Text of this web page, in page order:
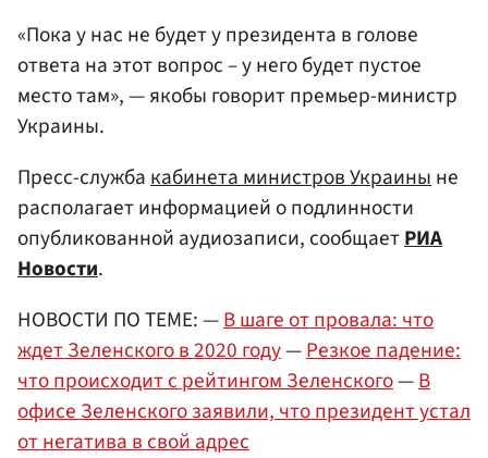
«Пока у нас не будет у президента в голове
ответа на этот вопрос – у него будет пустое
место там», — якобы говорит премьер-министр
Украины.
Пресс-службакабинета министров Украиныне
располагает информацией о подлинности
опубликованной аудиозаписи, сообщаетРИА
Новости.
НОВОСТИ ПО ТЕМЕ: —В шаге от провала: что
ждет Зеленского в 2020 году—Резкое падение:
что происходит с рейтингом Зеленского—В
офисе Зеленского заявили, что президент устал
от негатива в свой адрес